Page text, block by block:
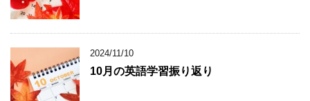
2024/11/10
10月の英語学習振り返り